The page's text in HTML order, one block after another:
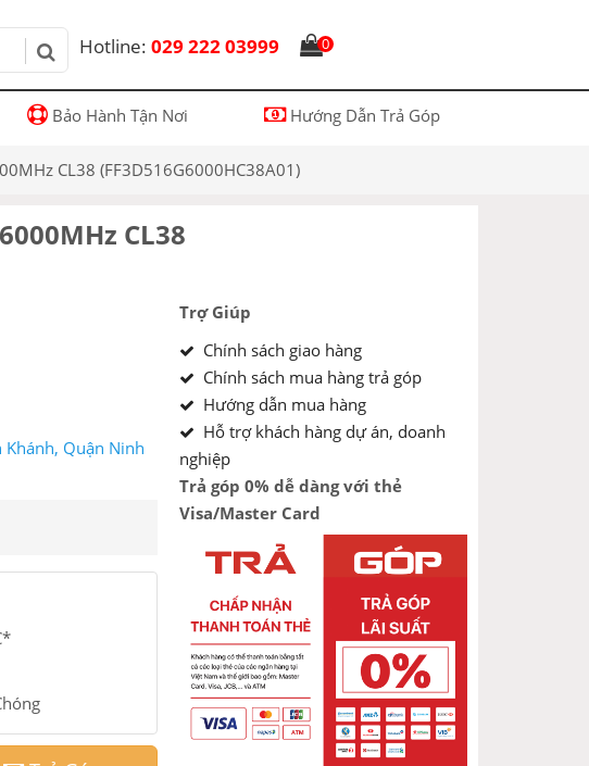
Hotline: 029 222 03999 0
Bảo Hành Tận Nơi Hướng Dẫn Trả Góp
CL38 (FF3D516G6000HC38A01)
CL38
Quận Ninh
Trợ Giúp
Chính sách giao hàng
Chính sách mua hàng trả góp
Hướng dẫn mua hàng
Hỗ trợ khách hàng dự án, doanh
nghiệp
Trả góp 0% dễ dàng với thẻ
Visa/Master Card